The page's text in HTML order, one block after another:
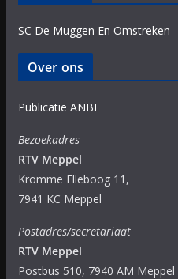
SC De Muggen En Omstreken
Over ons
Publicatie ANBI
Bezoekadres
RTV Meppel
Kromme Elleboog 11,
7941 KC Meppel
Postadres/secretariaat
RTV Meppel
Postbus 510, 7940 AM Meppel